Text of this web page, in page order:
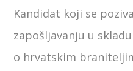
Kandidat koji se
zapošljavanju u
o hrvatskim